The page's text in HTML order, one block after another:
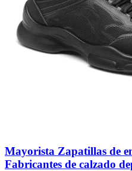
Mayorista Zapatillas de
Fabricantes de calzado